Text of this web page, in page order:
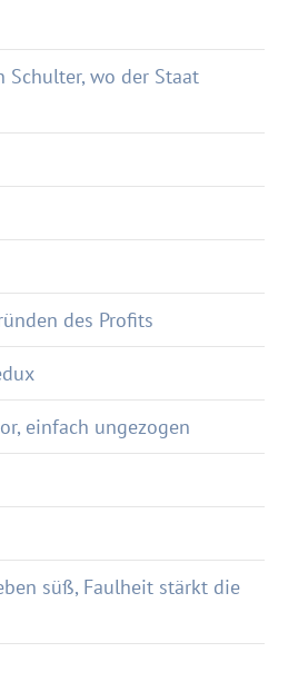
wo der Staat
des Profits
einfach ungezogen
süß, Faulheit stärkt die